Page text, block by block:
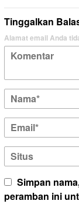
Tinggalkan
Alamat email Anda
Simpan
peramban ini